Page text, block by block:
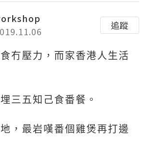
追蹤
冇壓力，而家香港人生活
三五知己食番餐。
，最岩嘆番個雞煲再打邊